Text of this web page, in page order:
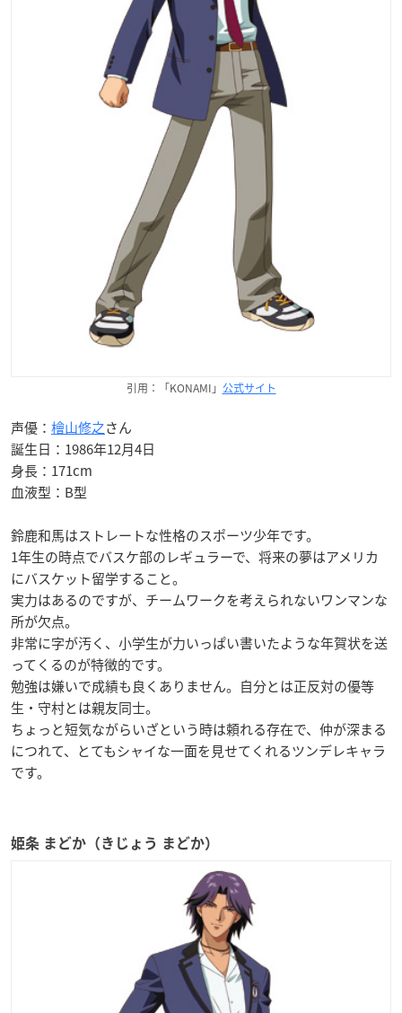
引用：「KONAMI」 公式サイト
声優： 檜山修之さん
誕生日：1986年12月4日
身長：171cm
血液型：B型
鈴鹿和馬はストレートな性格のスポーツ少年です。
1年生の時点でバスケ部のレギュラーで、将来の夢はアメリカ
にバスケット留学すること。
実力はあるのですが、チームワークを考えられないワンマンな
所が欠点。
非常に字が汚く、小学生が力いっぱい書いたような年賀状を送
ってくるのが特徴的です。
勉強は嫌いで成績も良くありません。自分とは正反対の優等
生・守村とは親友同士。
ちょっと短気ながらいざという時は頼れる存在で、仲が深まる
につれて、とてもシャイな一面を見せてくれるツンデレキャラ
です。
姫条 まどか（きじょう まどか）